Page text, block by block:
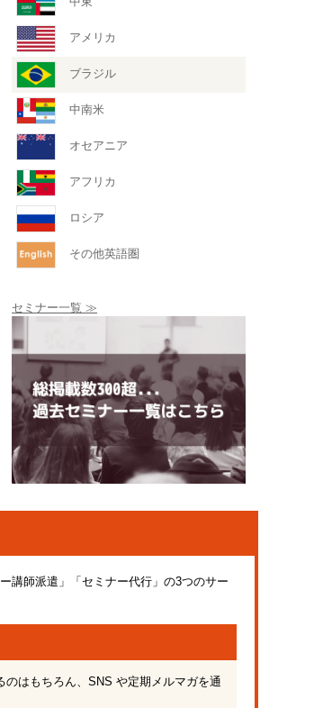
アメリカ
ブラジル
中南米
オセアニア
アフリカ
ロシア
その他英語圏
セミナー一覧 ≫
講師派遣」「セミナー代行」の3つのサー
はもちろん、SNS や定期メルマガを通